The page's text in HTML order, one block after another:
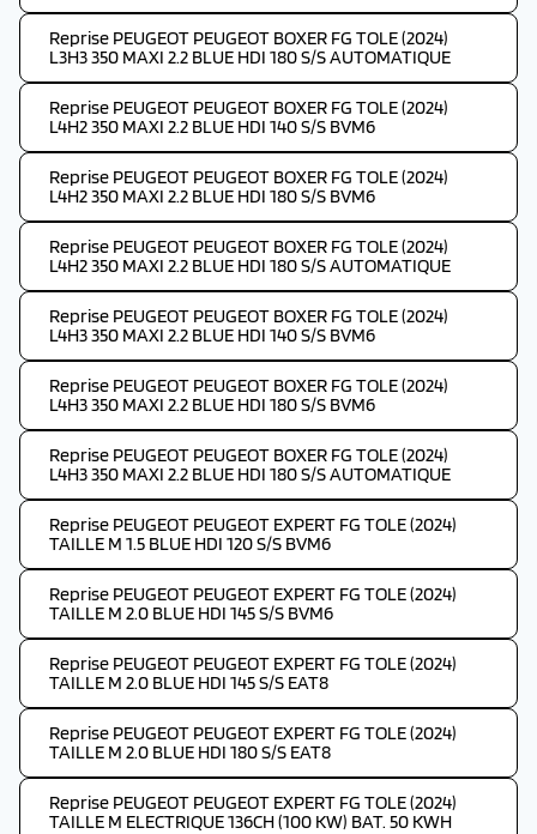
Reprise PEUGEOT PEUGEOT BOXER FG TOLE (2024)
L3H3 350 MAXI 2.2 BLUE HDI 180 S/S AUTOMATIQUE
Reprise PEUGEOT PEUGEOT BOXER FG TOLE (2024)
L4H2 350 MAXI 2.2 BLUE HDI 140 S/S BVM6
Reprise PEUGEOT PEUGEOT BOXER FG TOLE (2024)
L4H2 350 MAXI 2.2 BLUE HDI 180 S/S BVM6
Reprise PEUGEOT PEUGEOT BOXER FG TOLE (2024)
L4H2 350 MAXI 2.2 BLUE HDI 180 S/S AUTOMATIQUE
Reprise PEUGEOT PEUGEOT BOXER FG TOLE (2024)
L4H3 350 MAXI 2.2 BLUE HDI 140 S/S BVM6
Reprise PEUGEOT PEUGEOT BOXER FG TOLE (2024)
L4H3 350 MAXI 2.2 BLUE HDI 180 S/S BVM6
Reprise PEUGEOT PEUGEOT BOXER FG TOLE (2024)
L4H3 350 MAXI 2.2 BLUE HDI 180 S/S AUTOMATIQUE
Reprise PEUGEOT PEUGEOT EXPERT FG TOLE (2024)
TAILLE M 1.5 BLUE HDI 120 S/S BVM6
Reprise PEUGEOT PEUGEOT EXPERT FG TOLE (2024)
TAILLE M 2.0 BLUE HDI 145 S/S BVM6
Reprise PEUGEOT PEUGEOT EXPERT FG TOLE (2024)
TAILLE M 2.0 BLUE HDI 145 S/S EAT8
Reprise PEUGEOT PEUGEOT EXPERT FG TOLE (2024)
TAILLE M 2.0 BLUE HDI 180 S/S EAT8
Reprise PEUGEOT PEUGEOT EXPERT FG TOLE (2024)
TAILLE M ELECTRIQUE 136CH (100 KW) BAT. 50 KWH